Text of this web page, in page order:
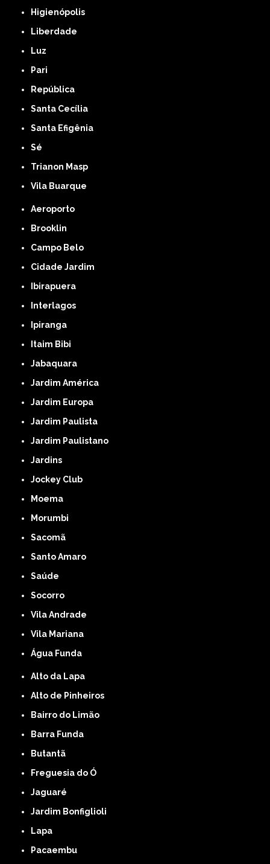
Higienópolis
Liberdade
Luz
Pari
República
Santa Cecília
Santa Efigênia
Sé
Trianon Masp
Vila Buarque
Aeroporto
Brooklin
Campo Belo
Cidade Jardim
Ibirapuera
Interlagos
Ipiranga
Itaim Bibi
Jabaquara
Jardim América
Jardim Europa
Jardim Paulista
Jardim Paulistano
Jardins
Jockey Club
Moema
Morumbi
Sacomã
Santo Amaro
Saúde
Socorro
Vila Andrade
Vila Mariana
Água Funda
Alto da Lapa
Alto de Pinheiros
Bairro do Limão
Barra Funda
Butantã
Freguesia do Ó
Jaguaré
Jardim Bonfiglioli
Lapa
Pacaembu